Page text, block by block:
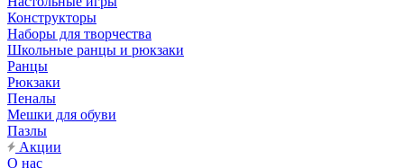
Конструкторы
Наборы для творчества
Школьные ранцы и рюкзаки
Ранцы
Рюкзаки
Пеналы
Мешки для обуви
Пазлы
Акции
О нас